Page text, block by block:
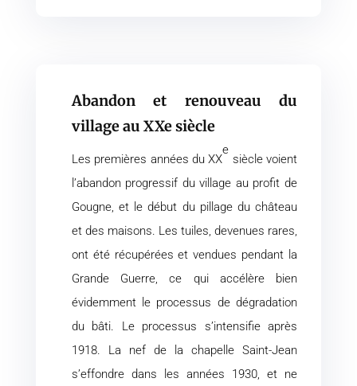
Abandon et renouveau du
village au XXe siècle
Les premières années du XX
e
siècle voient
l’abandon progressif du village au profit de
Gougne, et le début du pillage du château
et des maisons. Les tuiles, devenues rares,
ont été récupérées et vendues pendant la
Grande Guerre, ce qui accélère bien
évidemment le processus de dégradation
du bâti. Le processus s’intensifie après
1918. La nef de la chapelle Saint-Jean
s’effondre dans les années 1930, et ne